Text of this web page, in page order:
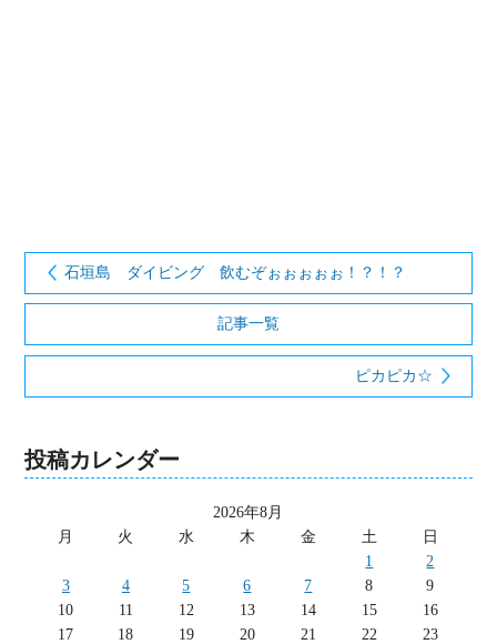
石垣島 ダイビング 飲むぞぉぉぉぉぉ！？！？
記事一覧
ピカピカ☆
投稿カレンダー
2026年8月
月
火 水 木 金 土
日
1
2
3
4 5 6 7 8
9
10
11 12 13 14 15
16
17
18 19 20 21 22
23